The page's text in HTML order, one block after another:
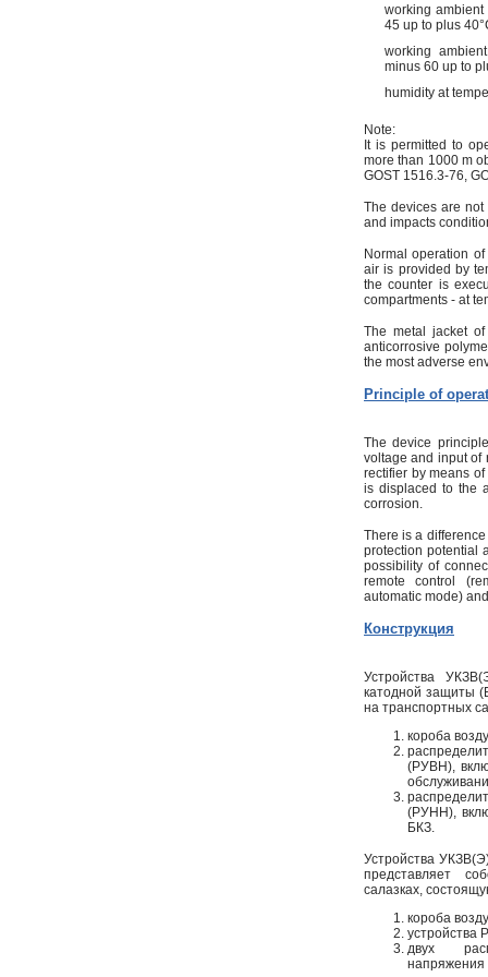
working
45 up to plus
working
minus 60 up to
humidity at
Note:
It is permitted to
more than 1000 m
GOST 1516.3-76,
The devices are
and impacts
Normal operation
air is provided by
the counter is
compartments - at
The metal jacket
anticorrosive
the most adverse
Principle of
The device
voltage and input of
rectifier by means
is displaced to the
corrosion.
There is a
protection potential
possibility of
remote control
automatic mode)
Конструкция
Устройства
катодной защиты
на транспортных
короба
(РУВН),
(РУНН),
БКЗ.
Устройства
представляет
салазках,
короба
устройства
двух